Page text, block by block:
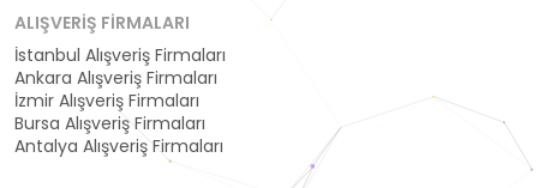
ALIŞVERIŞ FIRMALARI
İstanbul Alışveriş Firmaları
Ankara Alışveriş Firmaları
İzmir Alışveriş Firmaları
Bursa Alışveriş Firmaları
Antalya Alışveriş Firmaları